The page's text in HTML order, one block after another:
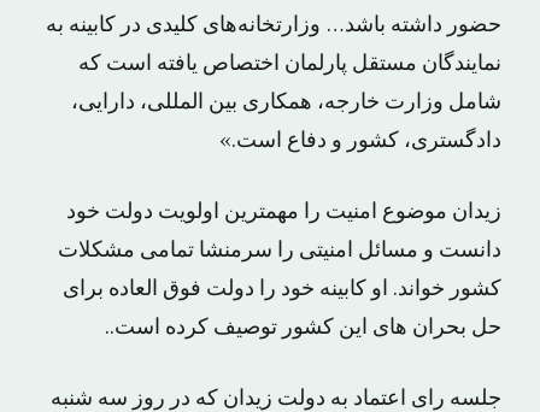
حضور داشته باشد… وزارتخانه‌های کلیدی در کابینه به
نمایندگان مستقل پارلمان اختصاص یافته است که
شامل وزارت خارجه، همکاری بین المللی، دارایی،
دادگستری، کشور و دفاع است.»
زیدان موضوع امنیت را مهمترین اولویت دولت خود
دانست و مسائل امنیتی را سرمنشا تمامی مشکلات
کشور خواند. او کابینه خود را دولت فوق العاده برای
حل بحران های این کشور توصیف کرده است..
جلسه رای اعتماد به دولت زیدان که در روز سه شنبه